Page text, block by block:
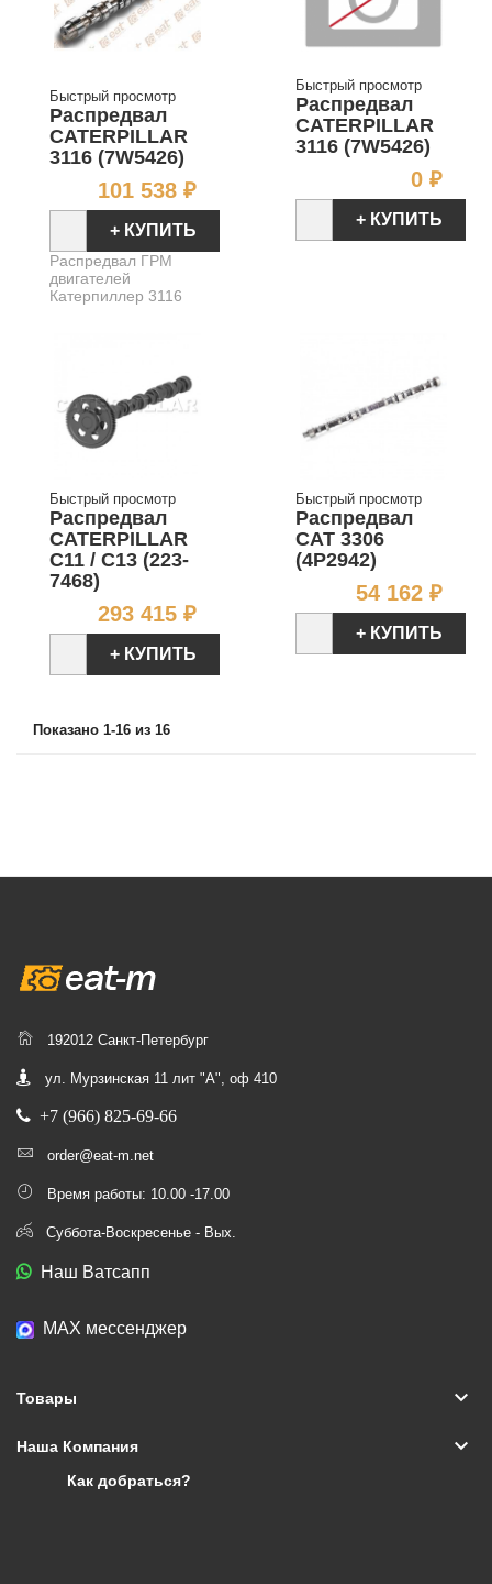
Быстрый просмотр
Распредвал
CATERPILLAR
3116 (7W5426)
101 538 ₽Цена
+ КУПИТЬ
Распредвал ГРМ
двигателей
Катерпиллер 3116
Быстрый просмотр
Распредвал
CATERPILLAR
3116 (7W5426)
0 ₽
+ КУПИТЬ
Быстрый просмотр
Распредвал
CATERPILLAR
C11 / C13 (223-
7468)
293 415 ₽Цена
+ КУПИТЬ
Быстрый просмотр
Распредвал
CAT 3306
(4P2942)
54 162 ₽
+ КУПИТЬ
Показано 1-16 из 16
192012 Санкт-Петербург
ул. Мурзинская 11 лит "А", оф 410
+7 (966) 825-69-66
order@eat-m.net
Время работы: 10.00 -17.00
Суббота-Воскресенье - Вых.
Наш Ватсапп
МАХ мессенджер
Товары keyboard_arrow_down
Наша Компания keyboard_arrow_down
Как добраться?